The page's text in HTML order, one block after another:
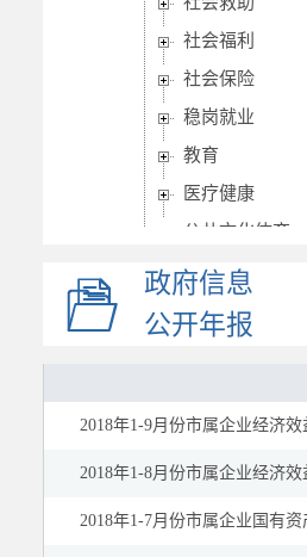
社会福利
社会保险
稳岗就业
教育
医疗健康
公共文化体育
应急管理
国资国企
业绩考核情
重大变化事
履行社会责任
政府信息
公开年报
2018年1-9月份市属企业经济
2018年1-8月份市属企业经济
2018年1-7月份市属企业国有